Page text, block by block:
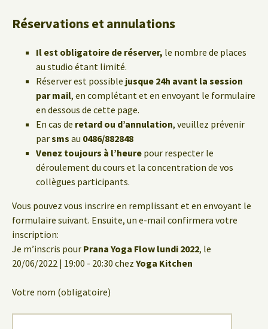
Réservations et annulations
Il est obligatoire de réserver, le nombre de places
au studio étant limité.
Réserver est possible jusque 24h avant la session
par mail, en complétant et en envoyant le formulaire
en dessous de cette page.
En cas de retard ou d’annulation, veuillez prévenir
parsms au 0486/882848
Venez toujours à l’heure pour respecter le
déroulement du cours et la concentration de vos
collègues participants.
Vous pouvez vous inscrire en remplissant et en envoyant le
formulaire suivant. Ensuite, un e-mail confirmera votre
inscription:
Je m’inscris pour Prana Yoga Flow lundi 2022, le
20/06/2022 | 19:00 - 20:30 chez Yoga Kitchen
Votre nom (obligatoire)